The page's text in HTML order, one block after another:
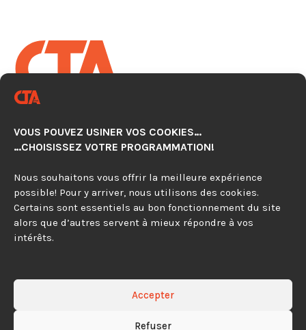
VOUS POUVEZ USINER VOS COOKIES…
…CHOISISSEZ VOTRE PROGRAMMATION!
Nous souhaitons vous offrir la meilleure expérience
possible! Pour y arriver, nous utilisons des cookies.
Certains sont essentiels au bon fonctionnement du site
alors que d’autres servent à mieux répondre à vos
intérêts.
Accepter
Refuser
AUTOMATISATION CNC
920, avenue Simard, Suite 103
450 279-0315
844 297-4479
Contactez-nous